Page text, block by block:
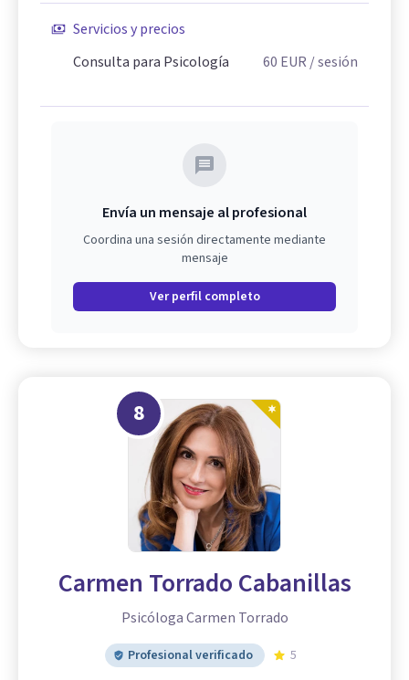
Servicios y precios
Consulta para Psicología
60 EUR / sesión
Envía un mensaje al profesional
Coordina una sesión directamente mediante
mensaje
Ver perfil completo
8
Carmen Torrado Cabanillas
Psicóloga Carmen Torrado
Profesional verificado 5